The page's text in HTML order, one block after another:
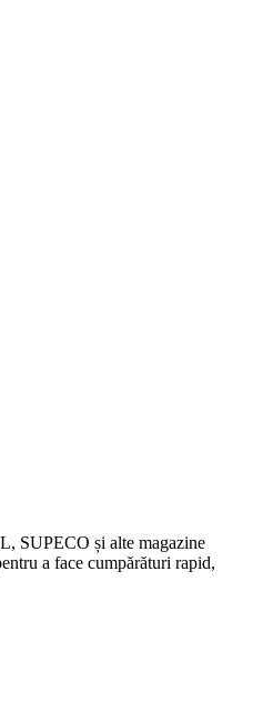
SUPECO și alte magazine
a face cumpărături rapid,